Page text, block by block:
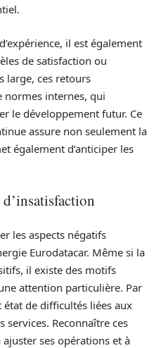
il est également
de satisfaction ou
large, ces retours
normes internes, qui
le développement futur. Ce
assure non seulement la
également d’anticiper les
les aspects négatifs
Eurodatacar. Même si la
il existe des motifs
attention particulière. Par
de difficultés liées aux
services. Reconnaître ces
ses opérations et à